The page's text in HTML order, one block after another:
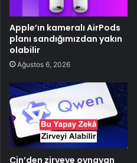
Apple’ın kameralı AirPods
planı sandığımızdan yakın
olabilir
Ağustos 6, 2026
Çin’den zirveye oynayan